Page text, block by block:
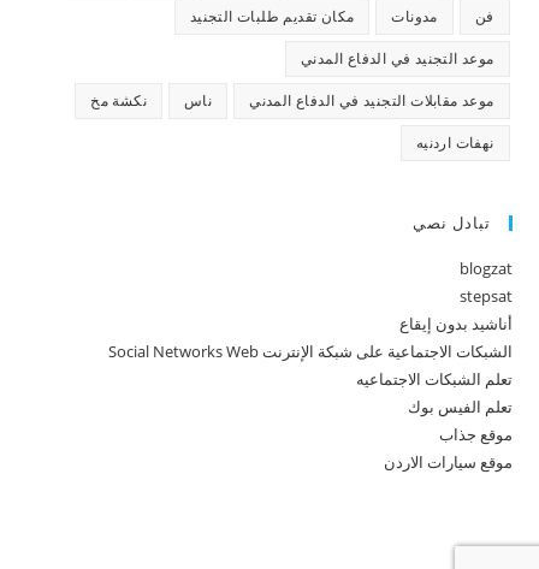
فن مدونات مكان تقديم طلبات التجنيد
موعد التجنيد في الدفاع المدني
موعد مقابلات التجنيد في الدفاع المدني ناس نكشة مخ
نهفات اردنيه
تبادل نصي
blogzat
stepsat
أناشيد بدون إيقاع
الشبكات الاجتماعية على شبكة الإنترنت Social Networks Web
تعلم الشبكات الاجتماعيه
تعلم الفيس بوك
موقع جذاب
موقع سيارات الاردن